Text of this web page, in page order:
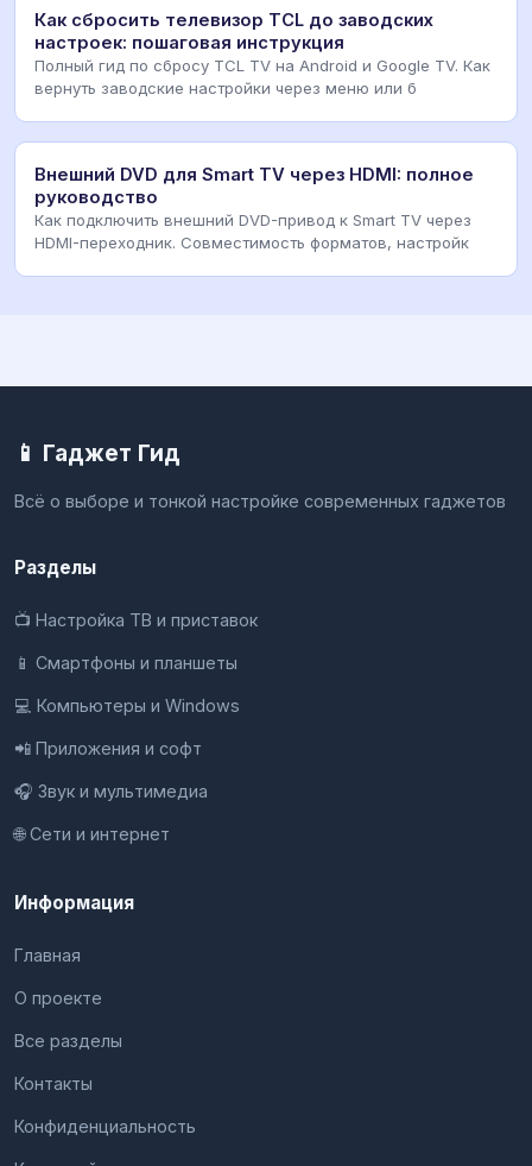
Как сбросить телевизор TCL до заводских
настроек: пошаговая инструкция
Полный гид по сбросу TCL TV на Android и Google TV. Как
вернуть заводские настройки через меню или б
Внешний DVD для Smart TV через HDMI: полное
руководство
Как подключить внешний DVD-привод к Smart TV через
HDMI-переходник. Совместимость форматов, настройк
📱 Гаджет Гид
Всё о выборе и тонкой настройке современных гаджетов
Разделы
📺 Настройка ТВ и приставок
📱 Смартфоны и планшеты
💻 Компьютеры и Windows
📲 Приложения и софт
🎧 Звук и мультимедиа
🌐 Сети и интернет
Информация
Главная
О проекте
Все разделы
Контакты
Конфиденциальность